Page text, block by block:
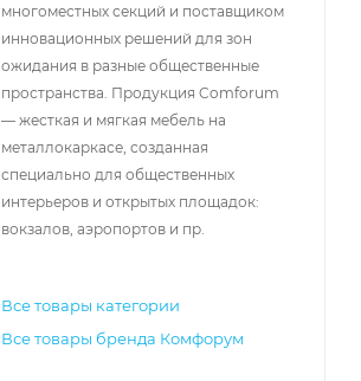
многоместных секций и поставщиком
инновационных решений для зон
ожидания в разные общественные
пространства. Продукция Comforum
— жесткая и мягкая мебель на
металлокаркасе, созданная
специально для общественных
интерьеров и открытых площадок:
вокзалов, аэропортов и пр.
Все товары категории
Все товары бренда Комфорум